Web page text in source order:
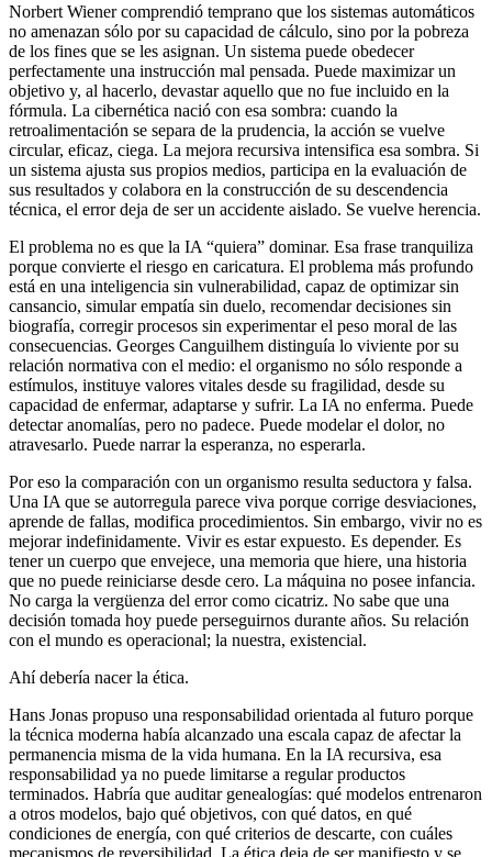
Norbert Wiener comprendió temprano que los sistemas automáticos
no amenazan sólo por su capacidad de cálculo, sino por la pobreza
de los fines que se les asignan. Un sistema puede obedecer
perfectamente una instrucción mal pensada. Puede maximizar un
objetivo y, al hacerlo, devastar aquello que no fue incluido en la
fórmula. La cibernética nació con esa sombra: cuando la
retroalimentación se separa de la prudencia, la acción se vuelve
circular, eficaz, ciega. La mejora recursiva intensifica esa sombra. Si
un sistema ajusta sus propios medios, participa en la evaluación de
sus resultados y colabora en la construcción de su descendencia
técnica, el error deja de ser un accidente aislado. Se vuelve herencia.
El problema no es que la IA “quiera” dominar. Esa frase tranquiliza
porque convierte el riesgo en caricatura. El problema más profundo
está en una inteligencia sin vulnerabilidad, capaz de optimizar sin
cansancio, simular empatía sin duelo, recomendar decisiones sin
biografía, corregir procesos sin experimentar el peso moral de las
consecuencias. Georges Canguilhem distinguía lo viviente por su
relación normativa con el medio: el organismo no sólo responde a
estímulos, instituye valores vitales desde su fragilidad, desde su
capacidad de enfermar, adaptarse y sufrir. La IA no enferma. Puede
detectar anomalías, pero no padece. Puede modelar el dolor, no
atravesarlo. Puede narrar la esperanza, no esperarla.
Por eso la comparación con un organismo resulta seductora y falsa.
Una IA que se autorregula parece viva porque corrige desviaciones,
aprende de fallas, modifica procedimientos. Sin embargo, vivir no es
mejorar indefinidamente. Vivir es estar expuesto. Es depender. Es
tener un cuerpo que envejece, una memoria que hiere, una historia
que no puede reiniciarse desde cero. La máquina no posee infancia.
No carga la vergüenza del error como cicatriz. No sabe que una
decisión tomada hoy puede perseguirnos durante años. Su relación
con el mundo es operacional; la nuestra, existencial.
Ahí debería nacer la ética.
Hans Jonas propuso una responsabilidad orientada al futuro porque
la técnica moderna había alcanzado una escala capaz de afectar la
permanencia misma de la vida humana. En la IA recursiva, esa
responsabilidad ya no puede limitarse a regular productos
terminados. Habría que auditar genealogías: qué modelos entrenaron
a otros modelos, bajo qué objetivos, con qué datos, en qué
condiciones de energía, con qué criterios de descarte, con cuáles
mecanismos de reversibilidad. La ética deja de ser manifiesto y se